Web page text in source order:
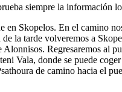
siempre la información
Skopelos. En el camino
la tarde volveremos a
Regresaremos al
Vala, donde se puede
de camino hacia el